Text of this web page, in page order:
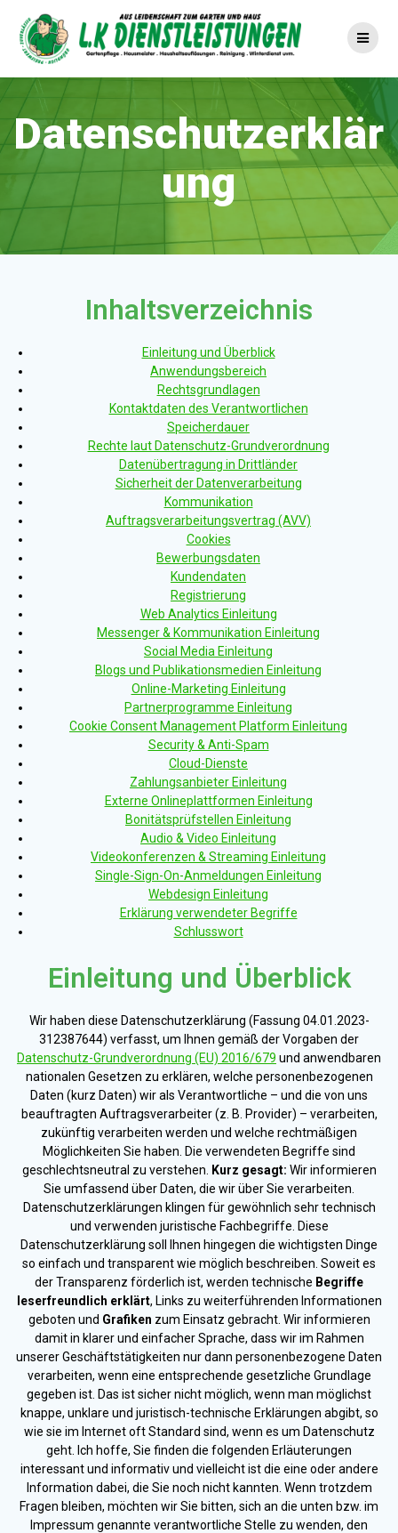
to
content
Datenschutzerklär
ung
Inhaltsverzeichnis
Einleitung und Überblick
Anwendungsbereich
Rechtsgrundlagen
Kontaktdaten des Verantwortlichen
Speicherdauer
Rechte laut Datenschutz-Grundverordnung
Datenübertragung in Drittländer
Sicherheit der Datenverarbeitung
Kommunikation
Auftragsverarbeitungsvertrag (AVV)
Cookies
Bewerbungsdaten
Kundendaten
Registrierung
Web Analytics Einleitung
Messenger & Kommunikation Einleitung
Social Media Einleitung
Blogs und Publikationsmedien Einleitung
Online-Marketing Einleitung
Partnerprogramme Einleitung
Cookie Consent Management Platform Einleitung
Security & Anti-Spam
Cloud-Dienste
Zahlungsanbieter Einleitung
Externe Onlineplattformen Einleitung
Bonitätsprüfstellen Einleitung
Audio & Video Einleitung
Videokonferenzen & Streaming Einleitung
Single-Sign-On-Anmeldungen Einleitung
Webdesign Einleitung
Erklärung verwendeter Begriffe
Schlusswort
Einleitung und Überblick
Wir haben diese Datenschutzerklärung (Fassung 04.01.2023-
312387644) verfasst, um Ihnen gemäß der Vorgaben der
Datenschutz-Grundverordnung (EU) 2016/679 und anwendbaren
nationalen Gesetzen zu erklären, welche personenbezogenen
Daten (kurz Daten) wir als Verantwortliche – und die von uns
beauftragten Auftragsverarbeiter (z. B. Provider) – verarbeiten,
zukünftig verarbeiten werden und welche rechtmäßigen
Möglichkeiten Sie haben. Die verwendeten Begriffe sind
geschlechtsneutral zu verstehen.
Kurz gesagt: Wir informieren
Sie umfassend über Daten, die wir über Sie verarbeiten.
Datenschutzerklärungen klingen für gewöhnlich sehr technisch
und verwenden juristische Fachbegriffe. Diese
Datenschutzerklärung soll Ihnen hingegen die wichtigsten Dinge
so einfach und transparent wie möglich beschreiben. Soweit es
der Transparenz förderlich ist, werden technische Begriffe
leserfreundlich erklärt, Links zu weiterführenden Informationen
geboten und Grafiken zum Einsatz gebracht. Wir informieren
damit in klarer und einfacher Sprache, dass wir im Rahmen
unserer Geschäftstätigkeiten nur dann personenbezogene Daten
verarbeiten, wenn eine entsprechende gesetzliche Grundlage
gegeben ist. Das ist sicher nicht möglich, wenn man möglichst
knappe, unklare und juristisch-technische Erklärungen abgibt, so
wie sie im Internet oft Standard sind, wenn es um Datenschutz
geht. Ich hoffe, Sie finden die folgenden Erläuterungen
interessant und informativ und vielleicht ist die eine oder andere
Information dabei, die Sie noch nicht kannten. Wenn trotzdem
Fragen bleiben, möchten wir Sie bitten, sich an die unten bzw. im
Impressum genannte verantwortliche Stelle zu wenden, den